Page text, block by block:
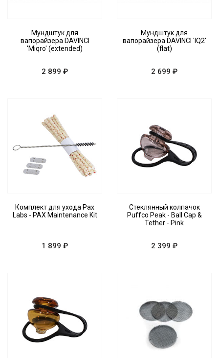
Мундштук для
вапорайзера DAVINCI
'Miqro' (extended)
2 899 ₽
Мундштук для
вапорайзера DAVINCI 'IQ2'
(flat)
2 699 ₽
Комплект для ухода Pax
Labs - PAX Maintenance Kit
1 899 ₽
Стеклянный колпачок
Puffco Peak - Ball Cap &
Tether - Pink
2 399 ₽